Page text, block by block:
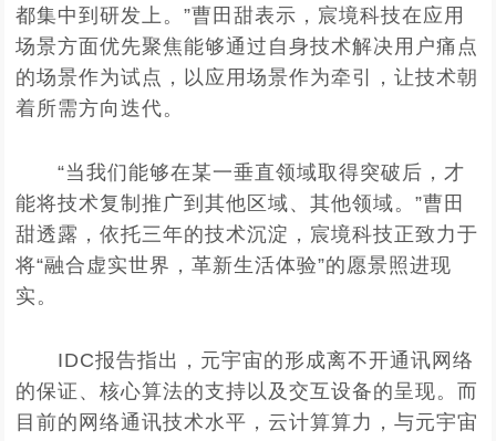
都集中到研发上。”曹田甜表示，宸境科技在应用
场景方面优先聚焦能够通过自身技术解决用户痛点
的场景作为试点，以应用场景作为牵引，让技术朝
着所需方向迭代。
“当我们能够在某一垂直领域取得突破后，才
能将技术复制推广到其他区域、其他领域。”曹田
甜透露，依托三年的技术沉淀，宸境科技正致力于
将“融合虚实世界，革新生活体验”的愿景照进现
实。
IDC报告指出，元宇宙的形成离不开通讯网络
的保证、核心算法的支持以及交互设备的呈现。而
目前的网络通讯技术水平，云计算算力，与元宇宙